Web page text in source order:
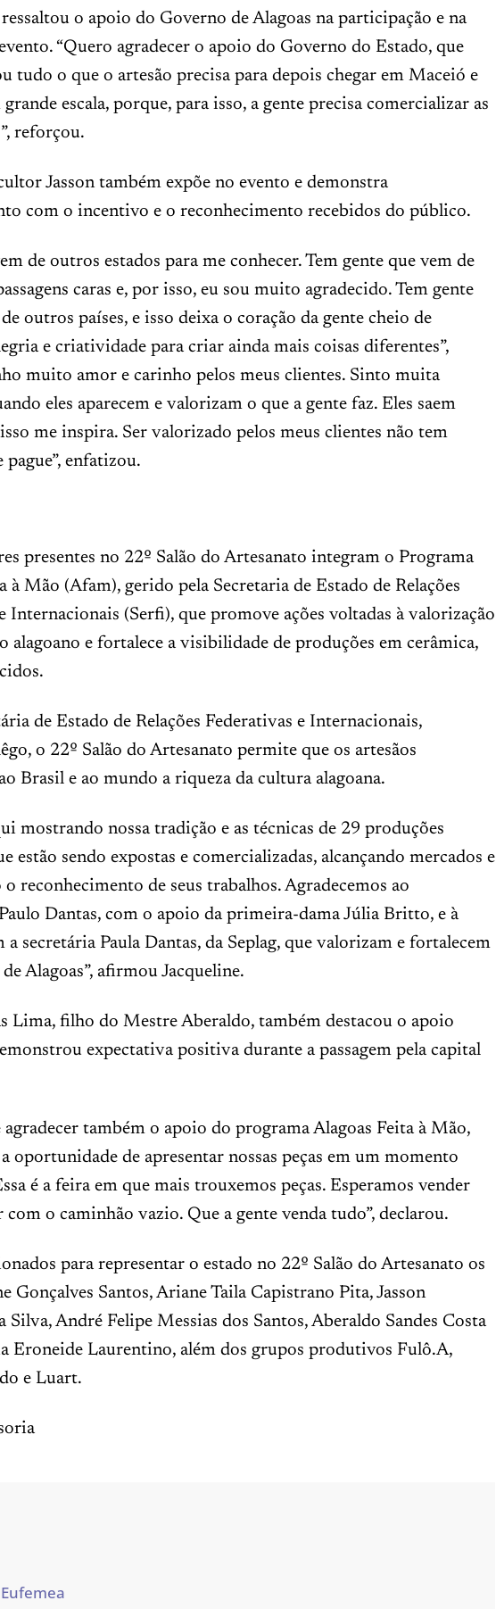
o apoio do Governo de Alagoas na participação e na
“Quero agradecer o apoio do Governo do Estado, que
tudo o que o artesão precisa para depois chegar em Maceió e
escala, porque, para isso, a gente precisa comercializar as
reforçou.
Jasson também expõe no evento e demonstra
com o incentivo e o reconhecimento recebidos do público.
de outros estados para me conhecer. Tem gente que vem de
caras e, por isso, eu sou muito agradecido. Tem gente
outros países, e isso deixa o coração da gente cheio de
e criatividade para criar ainda mais coisas diferentes”,
muito amor e carinho pelos meus clientes. Sinto muita
eles aparecem e valorizam o que a gente faz. Eles saem
me inspira. Ser valorizado pelos meus clientes não tem
enfatizou.
presentes no 22º Salão do Artesanato integram o Programa
à Mão (Afam), gerido pela Secretaria de Estado de Relações
Internacionais (Serfi), que promove ações voltadas à valorização
alagoano e fortalece a visibilidade de produções em cerâmica,
de Estado de Relações Federativas e Internacionais,
o 22º Salão do Artesanato permite que os artesãos
Brasil e ao mundo a riqueza da cultura alagoana.
mostrando nossa tradição e as técnicas de 29 produções
estão sendo expostas e comercializadas, alcançando mercados e
reconhecimento de seus trabalhos. Agradecemos ao
Dantas, com o apoio da primeira-dama Júlia Britto, e à
a secretária Paula Dantas, da Seplag, que valorizam e fortalecem
Alagoas”, afirmou Jacqueline.
Lima, filho do Mestre Aberaldo, também destacou o apoio
expectativa positiva durante a passagem pela capital
agradecer também o apoio do programa Alagoas Feita à Mão,
oportunidade de apresentar nossas peças em um momento
é a feira em que mais trouxemos peças. Esperamos vender
o caminhão vazio. Que a gente venda tudo”, declarou.
para representar o estado no 22º Salão do Artesanato os
Gonçalves Santos, Ariane Taila Capistrano Pita, Jasson
Silva, André Felipe Messias dos Santos, Aberaldo Sandes Costa
Eroneide Laurentino, além dos grupos produtivos Fulô.A,
e Luart.